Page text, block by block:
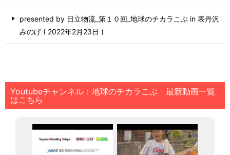
presented by 日立物流_第１０回_地球のチカラこぶ in 表丹沢
みのげ
2022年2月23日
Youtubeチャンネル：地球のチカラこぶ 最新動画一覧
はこちら